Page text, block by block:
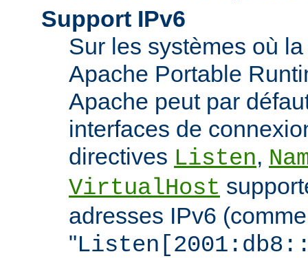
Support IPv6
Sur les systèmes où
Apache Portable
Apache peut par
interfaces de
directives Listen,
VirtualHost
adresses IPv6
"